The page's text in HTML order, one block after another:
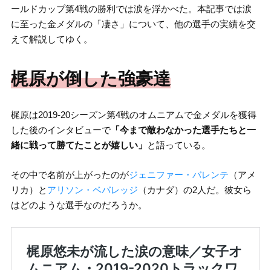
ールドカップ第4戦の勝利では涙を浮かべた。本記事では涙
に至った金メダルの「凄さ」について、他の選手の実績を交
えて解説してゆく。
梶原が倒した強豪達
梶原は2019-20シーズン第4戦のオムニアムで金メダルを獲得
した後のインタビューで「今まで敵わなかった選手たちと一
緒に戦って勝てたことが嬉しい」 と語っている。
その中で名前が上がったのがジェニファー・バレンテ （アメ
リカ）と アリソン・ベバレッジ （カナダ）の2人だ。彼女ら
はどのような選手なのだろうか。